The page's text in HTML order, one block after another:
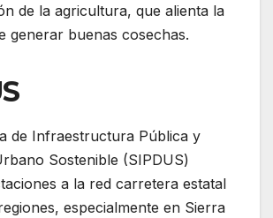
de la agricultura, que alienta la
generar buenas cosechas.
de Infraestructura Pública y
Sostenible (SIPDUS)
a la red carretera estatal
especialmente en Sierra